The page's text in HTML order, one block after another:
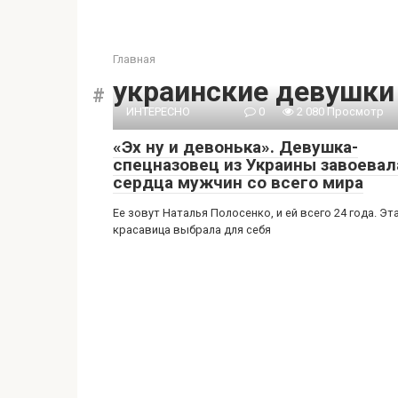
Главная
украинские девушки
ИНТЕРЕСНО 0 2 080 Просмотр
«Эх ну и девонька». Девушка-
спецназовец из Украины
сердца мужчин со всего мира
Ее зовут Наталья Полосенко, и ей всего 24 года.
красавица выбрала для себя